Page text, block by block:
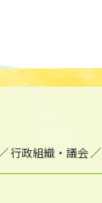
行政組織・議会